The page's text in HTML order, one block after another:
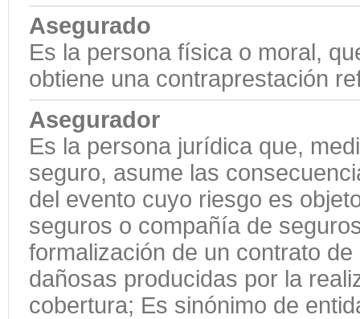
Asegurado
Es la persona física o moral,
obtiene una contraprestación
Asegurador
Es la persona jurídica que,
seguro, asume las
del evento cuyo riesgo es
seguros o compañía de
formalización de un contrato
dañosas producidas por la
cobertura; Es sinónimo de